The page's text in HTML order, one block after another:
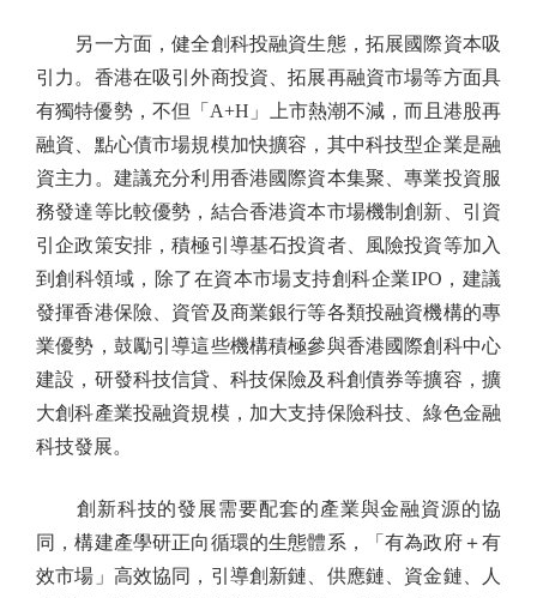
另一方面，健全創科投融資生態，拓展國際資本吸
引力。香港在吸引外商投資、拓展再融資市場等方面具
有獨特優勢，不但「A+H」上市熱潮不減，而且港股再
融資、點心債市場規模加快擴容，其中科技型企業是融
資主力。建議充分利用香港國際資本集聚、專業投資服
務發達等比較優勢，結合香港資本市場機制創新、引資
引企政策安排，積極引導基石投資者、風險投資等加入
到創科領域，除了在資本市場支持創科企業IPO，建議
發揮香港保險、資管及商業銀行等各類投融資機構的專
業優勢，鼓勵引導這些機構積極參與香港國際創科中心
建設，研發科技信貸、科技保險及科創債券等擴容，擴
大創科產業投融資規模，加大支持保險科技、綠色金融
科技發展。
創新科技的發展需要配套的產業與金融資源的協
同，構建產學研正向循環的生態體系，「有為政府＋有
效市場」高效協同，引導創新鏈、供應鏈、資金鏈、人